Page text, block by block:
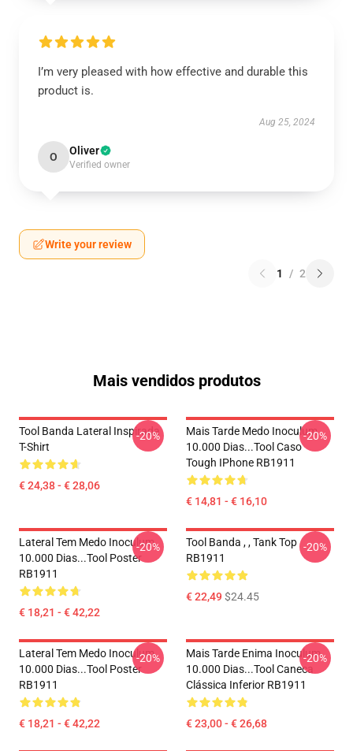
I’m very pleased with how effective and durable this
product is.
Aug 25, 2024
O Oliver
Verified owner
Write your review
1 / 2
Mais vendidos produtos
Tool Banda Lateral Inspirada
T-Shirt
€ 24,38 - € 28,06
-20%
Mais Tarde Medo Inoculum
10.000 Dias...tool Caso
Tough IPhone RB1911
€ 14,81 - € 16,10
-20%
Lateral Tem Medo Inoculum
10.000 Dias...tool Poster
RB1911
€ 18,21 - € 42,22
-20%
Tool Banda , , Tank Top
RB1911
€ 22,49$24.45
-20%
Lateral Tem Medo Inoculum
10.000 Dias...tool Poster
RB1911
€ 18,21 - € 42,22
-20%
Mais Tarde Enima Inoculum
10.000 Dias...tool Caneca
Clássica Inferior RB1911
€ 23,00 - € 26,68
-20%